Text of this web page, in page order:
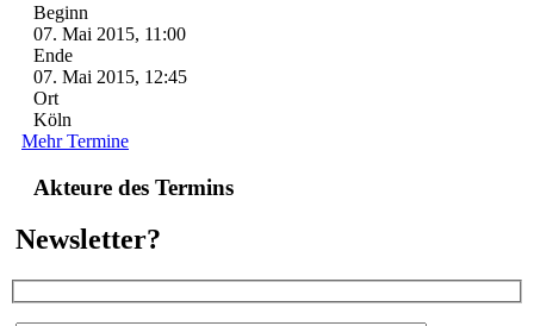
Beginn
07. Mai 2015, 11:00
Ende
07. Mai 2015, 12:45
Ort
Köln
Mehr Termine
Akteure des Termins
Newsletter?